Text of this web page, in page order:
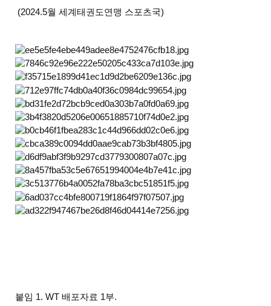
(2024.5월 세계태권도연맹 스포츠국)
붙임 1. WT 배포자료 1부.